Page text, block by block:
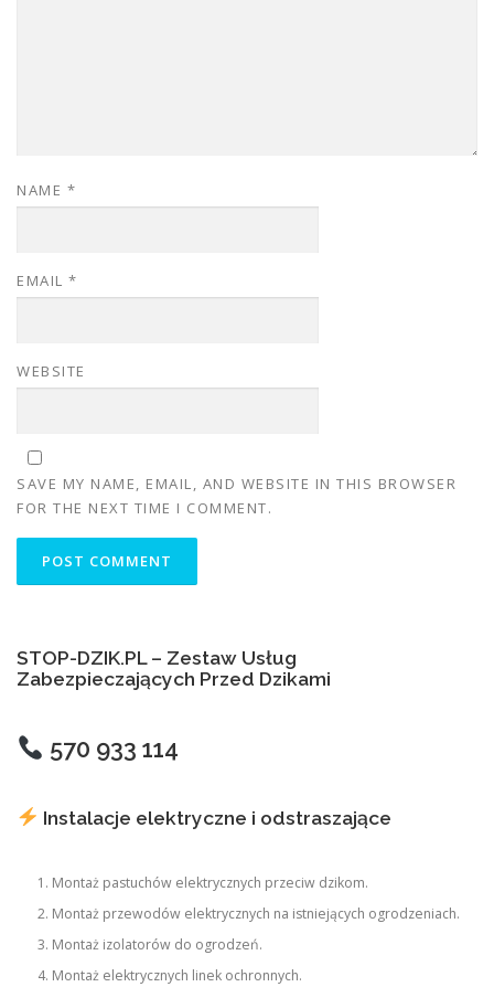
NAME *
EMAIL *
WEBSITE
SAVE MY NAME, EMAIL, AND WEBSITE IN THIS BROWSER
FOR THE NEXT TIME I COMMENT.
STOP-DZIK.PL – Zestaw Usług
Zabezpieczających Przed Dzikami
570 933 114
Instalacje elektryczne i odstraszające
Montaż pastuchów elektrycznych przeciw dzikom.
Montaż przewodów elektrycznych na istniejących ogrodzeniach.
Montaż izolatorów do ogrodzeń.
Montaż elektrycznych linek ochronnych.